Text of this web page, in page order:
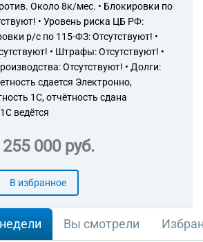
Около 8к/мес. • Блокировки по
• Уровень риска ЦБ РФ:
р/с по 115-ФЗ: Отсутствуют! •
• Штрафы: Отсутствуют! •
Отсутствуют! • Долги:
сдается Электронно,
1С, отчётность сдана
ведётся
255 000 руб.
В избранное
Вы смотрели